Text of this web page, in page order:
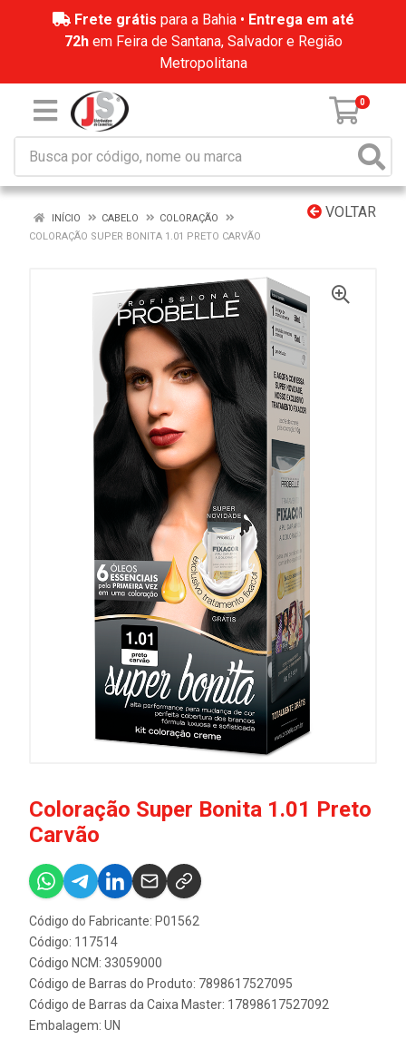
Frete grátis para a Bahia • Entrega em até
72hem Feira de Santana, Salvador e Região
Metropolitana
0
VOLTAR
INÍCIO CABELO
COLORAÇÃO
COLORAÇÃO SUPER BONITA 1.01 PRETO CARVÃO
Coloração Super Bonita 1.01 Preto
Carvão
Código do Fabricante: P01562
Código: 117514
Código NCM: 33059000
Código de Barras do Produto: 7898617527095
Código de Barras da Caixa Master: 17898617527092
Embalagem: UN